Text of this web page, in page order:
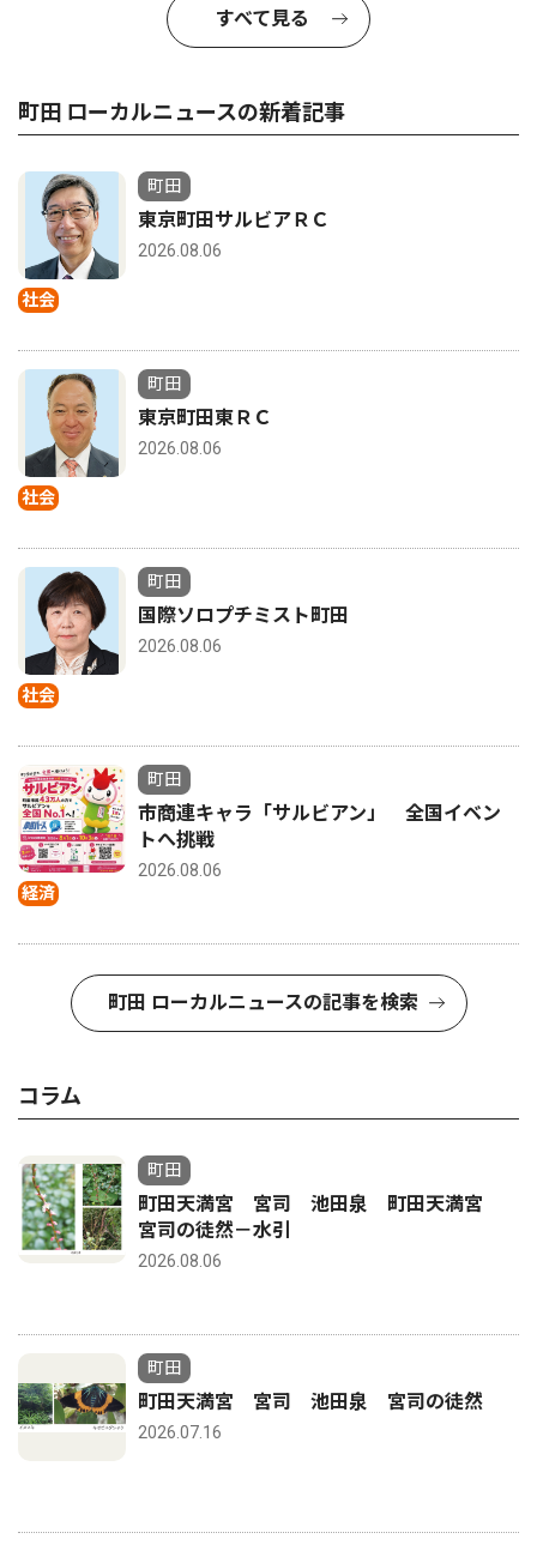
すべて見る
町田 ローカルニュースの新着記事
社会
町田
東京町田サルビアＲＣ
2026.08.06
社会
町田
東京町田東ＲＣ
2026.08.06
社会
町田
国際ソロプチミスト町田
2026.08.06
経済
町田
市商連キャラ「サルビアン」 全国イベン
トへ挑戦
2026.08.06
町田 ローカルニュースの記事を検索
コラム
町田
町田天満宮 宮司 池田泉 町田天満宮
宮司の徒然－水引
2026.08.06
町田
町田天満宮 宮司 池田泉 宮司の徒然
2026.07.16